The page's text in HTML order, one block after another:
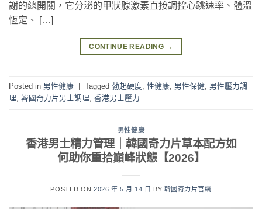
謝的總開關，它分泌的甲狀腺激素直接調控心跳速率、體溫
恆定、 […]
CONTINUE READING →
Posted in 男性健康 Tagged 勃起硬度, 性健康, 男性保健, 男性壓力調
理, 韓國奇力片男士調理, 香港男士壓力
男性健康
香港男士精力管理｜韓國奇力片草本配方如
何助你重拾巔峰狀態【2026】
POSTED ON2026 年 5 月 14 日 BY 韓國奇力片官網